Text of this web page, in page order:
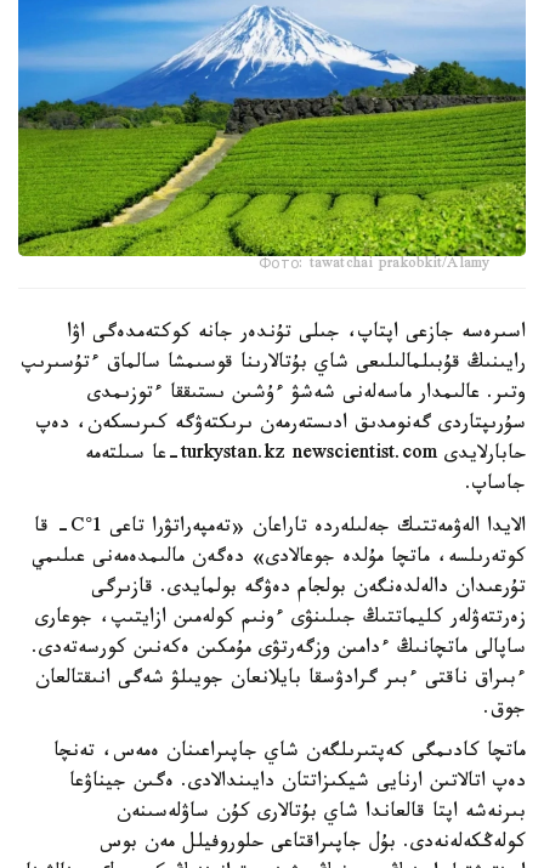
Фото: tawatchai prakobkit/Alamy
اسىرەسە جازعى اپتاپ، جىلى تۇندەر جانە كوكتەمدەگى اۋا
رايىنىڭ قۇبىلمالىلىعى شاي بۇتالارىنا قوسىمشا سالماق ءتۇسىرىپ
وتىر. عالىمدار ماسەلەنى شەشۋ ءۇشىن ىستىققا ءتوزىمدى
سۇرىپتاردى گەنومدىق ادىستەرمەن ىرىكتەۋگە كىرىسكەن، دەپ
حابارلايدى turkystan.kz newscientist.com-عا سىلتەمە
جاساپ.
الايدا الەۋمەتتىك جەلىلەردە تاراعان «تەمپەراتۋرا تاعى 1°C- قا
كوتەرىلسە، ماتچا مۇلدە جوعالادى» دەگەن مالىمدەمەنى عىلىمي
تۇرعىدان دالەلدەنگەن بولجام دەۋگە بولمايدى. قازىرگى
زەرتتەۋلەر كليماتتىڭ جىلىنۋى ءونىم كولەمىن ازايتىپ، جوعارى
ساپالى ماتچانىڭ ءدامىن وزگەرتۋى مۇمكىن ەكەنىن كورسەتەدى.
ءبىراق ناقتى ءبىر گرادۋسقا بايلانعان جويىلۋ شەگى انىقتالعان
جوق.
ماتچا كادىمگى كەپتىرىلگەن شاي جاپىراعىنان ەمەس، تەنچا
دەپ اتالاتىن ارنايى شيكىزاتتان دايىندالادى. ەگىن جيناۋعا
بىرنەشە اپتا قالعاندا شاي بۇتالارى كۇن ساۋلەسىنەن
كولەڭكەلەنەدى. بۇل جاپىراقتاعى حلوروفيلل مەن بوس